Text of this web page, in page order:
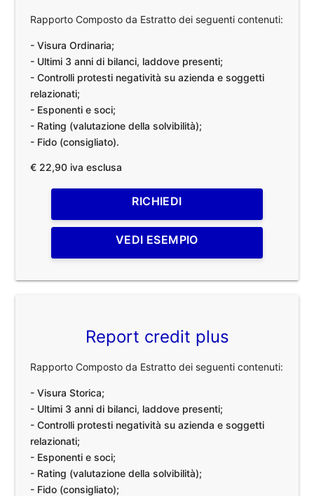
Rapporto Composto da Estratto dei seguenti contenuti:
- Visura Ordinaria;
- Ultimi 3 anni di bilanci, laddove presenti;
- Controlli protesti negatività su azienda e soggetti
relazionati;
- Esponenti e soci;
- Rating (valutazione della solvibilità);
- Fido (consigliato).
€ 22,90 iva esclusa
RICHIEDI
VEDI ESEMPIO
Report credit plus
Rapporto Composto da Estratto dei seguenti contenuti:
- Visura Storica;
- Ultimi 3 anni di bilanci, laddove presenti;
- Controlli protesti negatività su azienda e soggetti
relazionati;
- Esponenti e soci;
- Rating (valutazione della solvibilità);
- Fido (consigliato);